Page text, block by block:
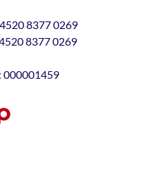
8377 0269
8377 0269
000001459